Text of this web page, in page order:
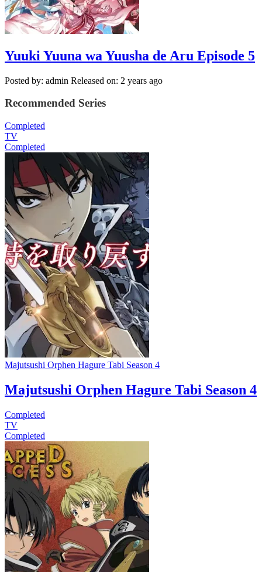
Yuuki Yuuna wa Yuusha de Aru Episode 5
Posted by: admin Released on: 2 years ago
Recommended Series
Completed
TV
Completed
Majutsushi Orphen Hagure Tabi Season 4
Majutsushi Orphen Hagure Tabi Season 4
Completed
TV
Completed